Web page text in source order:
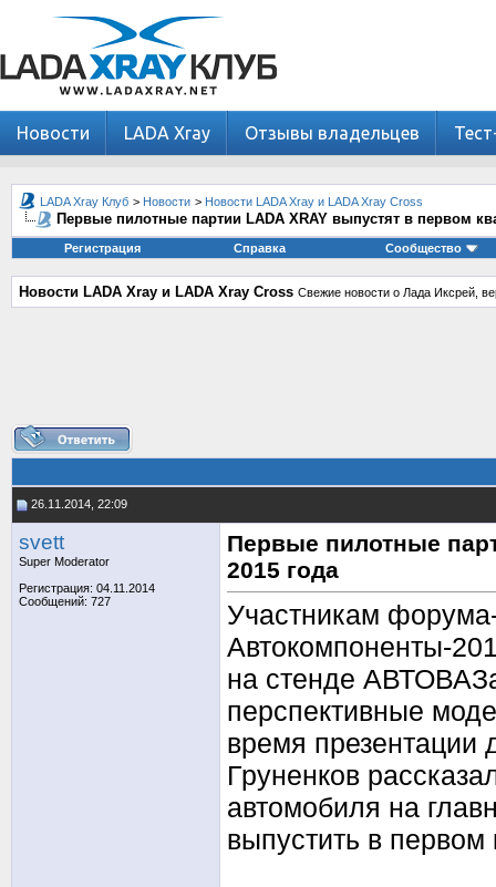
Новости LADA Xray Отзывы владельцев
LADA Xray Клуб > Новости > Новости LADA Xray и LADA Xray Cross
Первые пилотные партии LADA XRAY выпустят в первом
Регистрация Справка Сообщество
Новости LADA Xray и LADA Xray Cross Свежие новости о Лада Иксрей,
26.11.2014, 22:09
svett
Super Moderator
Регистрация: 04.11.2014
Сообщений: 727
Первые пилотные
2015 года
Участникам
Автокомпоненты-
на стенде
перспективные
время презентации
Груненков
автомобиля на
выпустить в первом